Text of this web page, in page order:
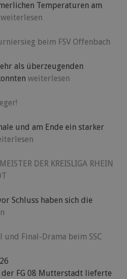
Temperaturen am
weiterlesen
beim FSV Offenbach
als überzeugenden
weiterlesen
und am Ende ein starker
DER KREISLIGA RHEIN
Schluss haben sich die
und Final-Drama beim SSC
der FG 08 Mutterstadt lieferte